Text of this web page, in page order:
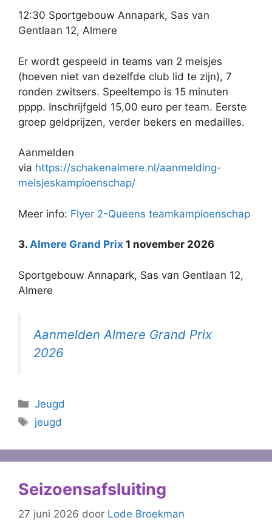
12:30 Sportgebouw Annapark, Sas van
Gentlaan 12, Almere
Er wordt gespeeld in teams van 2 meisjes
(hoeven niet van dezelfde club lid te zijn), 7
ronden zwitsers. Speeltempo is 15 minuten
pppp. Inschrijfgeld 15,00 euro per team. Eerste
groep geldprijzen, verder bekers en medailles.
Aanmelden
via https://schakenalmere.nl/aanmelding-
meisjeskampioenschap/
Meer info: Flyer 2-Queens teamkampioenschap
3. Almere Grand Prix 1 november 2026
Sportgebouw Annapark, Sas van Gentlaan 12,
Almere
Aanmelden Almere Grand Prix
2026
Categorieën
Jeugd
Tags
jeugd
Seizoensafsluiting
27 juni 2026 door Lode Broekman